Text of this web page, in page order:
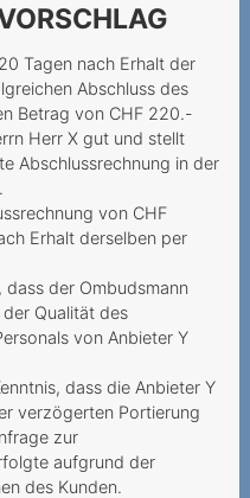
Tagen nach Erhalt der
Abschluss des
Betrag von CHF 220.-
Herr X gut und stellt
Abschlussrechnung in der
von CHF
Erhalt derselben per
dass der Ombudsmann
Qualität des
von Anbieter Y
dass die Anbieter Y
verzögerten Portierung
zur
aufgrund der
des Kunden.
kein
des tarifs à la
au client
mobile aux
absents
anticipée pour
l’étranger
présélection non
suite à des
le raccordement
un besoin